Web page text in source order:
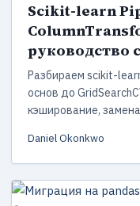
Scikit-learn
руководство
Разбираем scikit-
основ до
кэширование,
scaling.
Daniel Okonkwo